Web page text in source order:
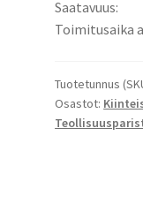
paristo
Li-
6V
1650mAh
9,9Wh,
Saatavuus:
Toimitusaika
Tuotetunnus
Osastot: